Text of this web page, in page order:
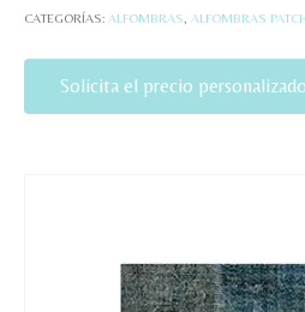
CATEGORÍAS: ALFOMBRAS ALFOMBRAS
Solicita el precio personalizado